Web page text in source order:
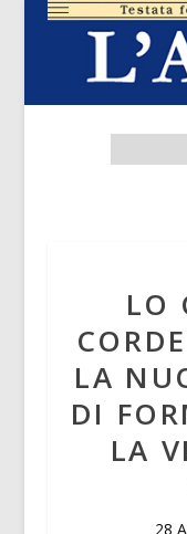
LO
LA
DI
LA
28